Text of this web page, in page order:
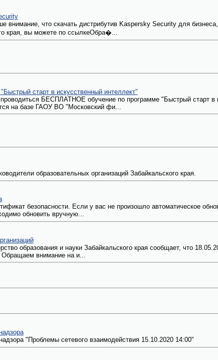
что скачать дистрибутив Kaspersky Security для
края, вы можете по ссылкеОбра�...
старт в искусственный интеллект"
БЕСПЛАТНОЕ обучение по программе "Быстрый старт в
на базе ГАОУ ВО "Московский фи...
образовательных организаций Забайкальского края.
безопасности. Если у вас не произошло автоматическое
обновить вручную...
образования и науки Забайкальского края сообщает, что
внимание на и...
"Проблемы сетевого взаимодействия 15.10.2020 14:00"